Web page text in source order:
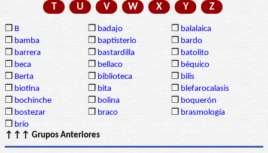
T
U V W X Y Z
❒ B ❒ badajo ❒ balalaica
❒ bamba ❒ baptisterio ❒ bardo
❒ barrera ❒ bastardilla ❒ batolito
❒ beca ❒ bellaco ❒ béquico
❒ Berta ❒ biblioteca ❒ bilis
❒ biotina ❒ bita ❒ blefarocalasis
❒ bochinche ❒ bolina ❒ boquerón
❒ bostezar ❒ braco ❒ brasmología
❒ brío
↑↑↑ Grupos Anteriores